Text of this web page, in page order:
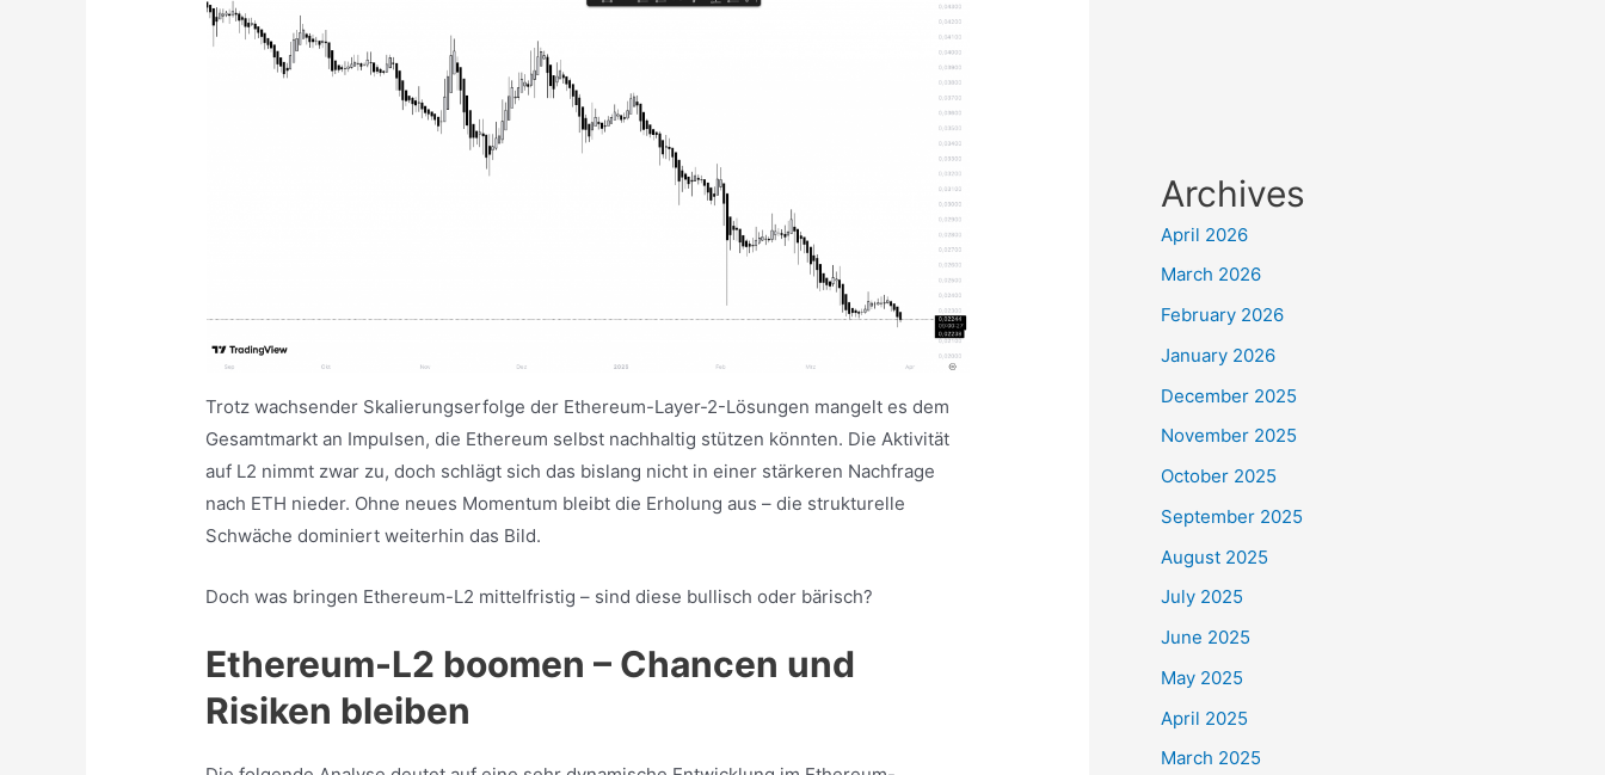
Trotz wachsender Skalierungserfolge der Ethereum-Layer-2-Lösungen mangelt es dem
Gesamtmarkt an Impulsen, die Ethereum selbst nachhaltig stützen könnten. Die Aktivität
auf L2 nimmt zwar zu, doch schlägt sich das bislang nicht in einer stärkeren Nachfrage
nach ETH nieder. Ohne neues Momentum bleibt die Erholung aus – die strukturelle
Schwäche dominiert weiterhin das Bild.
Doch was bringen Ethereum-L2 mittelfristig – sind diese bullisch oder bärisch?
Ethereum-L2 boomen – Chancen und
Risiken bleiben
Archives
April 2026
March 2026
February 2026
January 2026
December 2025
November 2025
October 2025
September 2025
August 2025
July 2025
June 2025
May 2025
April 2025
March 2025